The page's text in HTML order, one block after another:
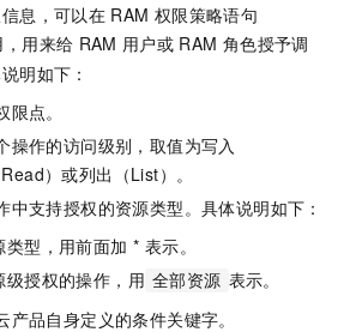
息，可以在 RAM 权限策略语句
用来给 RAM 用户或 RAM 角色授予调
明如下：
点。
操作的访问级别，取值为写入
）或列出（List）。
中支持授权的资源类型。具体说明如下：
型，用前面加 * 表示。
级授权的操作，用 全部资源 表示。
品自身定义的条件关键字。